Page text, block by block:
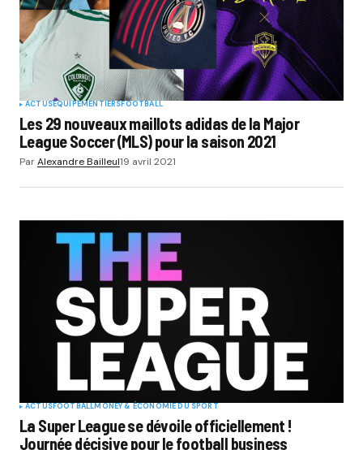
ACTUSEQUIPEMENTIERSFOOTBALL
Les 29 nouveaux maillots adidas de la Major
League Soccer (MLS) pour la saison 2021
ParAlexandre Bailleul19 avril 2021
ACTUSFOOTBALLMONEY & ÉCONOMIE DU SPORT
La Super League se dévoile officiellement !
Journée décisive pour le football business